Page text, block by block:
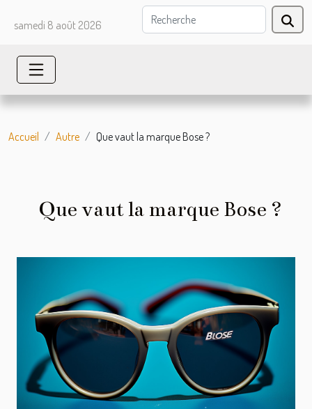
samedi 8 août 2026
Accueil Autre Que vaut la marque Bose ?
Que vaut la marque Bose ?